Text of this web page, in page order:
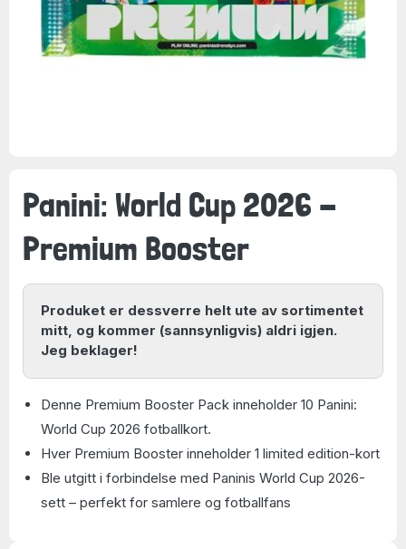
Panini: World Cup 2026 -
Premium Booster
Produket er dessverre helt ute av sortimentet
mitt, og kommer (sannsynligvis) aldri igjen.
Jeg beklager!
Denne Premium Booster Pack inneholder 10 Panini:
World Cup 2026 fotballkort.
Hver Premium Booster inneholder 1 limited edition-kort
Ble utgitt i forbindelse med Paninis World Cup 2026-
sett – perfekt for samlere og fotballfans